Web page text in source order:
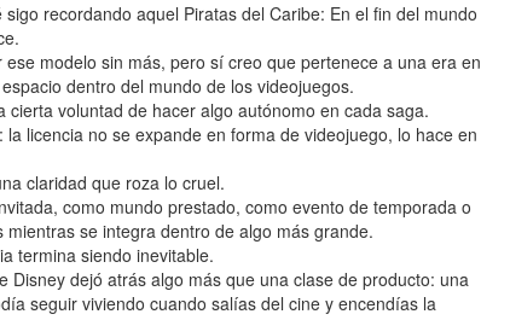
recordando aquel Piratas del Caribe: En el fin del mundo
modelo sin más, pero sí creo que pertenece a una era en
dentro del mundo de los videojuegos.
voluntad de hacer algo autónomo en cada saga.
licencia no se expande en forma de videojuego, lo hace en
claridad que roza lo cruel.
como mundo prestado, como evento de temporada o
se integra dentro de algo más grande.
termina siendo inevitable.
dejó atrás algo más que una clase de producto: una
seguir viviendo cuando salías del cine y encendías la